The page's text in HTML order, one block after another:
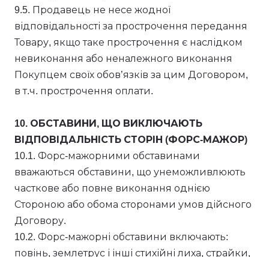
9.5. Продавець не несе жодної
відповідальності за прострочення передання
Товару, якщо таке прострочення є наслідком
невиконання або неналежного виконання
Покупцем своїх обов’язків за цим Договором,
в т.ч. прострочення оплати.
10. ОБСТАВИНИ, ЩО ВИКЛЮЧАЮТЬ
ВІДПОВІДАЛЬНІСТЬ СТОРІН (ФОРС-МАЖОР)
10.1. Форс-мажорними обставинами
вважаються обставини, що унеможливлюють
часткове або повне виконання однією
Стороною або обома сторонами умов дійсного
Договору.
10.2. Форс-мажорні обставини включають:
повінь, землетрус і інші стихійні лиха, страйки,